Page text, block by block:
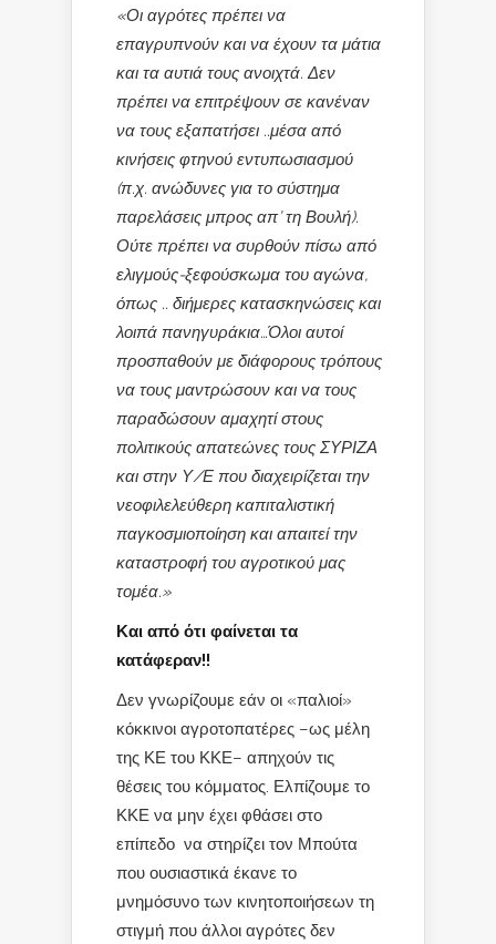
«Οι αγρότες πρέπει να
επαγρυπνούν και να έχουν τα μάτια
και τα αυτιά τους ανοιχτά. Δεν
πρέπει να επιτρέψουν σε κανέναν
να τους εξαπατήσει ..μέσα από
κινήσεις φτηνού εντυπωσιασμού
(π.χ. ανώδυνες για το σύστημα
παρελάσεις μπρος απ’ τη Βουλή).
Ούτε πρέπει να συρθούν πίσω από
ελιγμούς-ξεφούσκωμα του αγώνα,
όπως .. διήμερες κατασκηνώσεις και
λοιπά πανηγυράκια…Όλοι αυτοί
προσπαθούν με διάφορους τρόπους
να τους μαντρώσουν και να τους
παραδώσουν αμαχητί στους
πολιτικούς απατεώνες τους ΣΥΡΙΖΑ
και στην Υ/Ε που διαχειρίζεται την
νεοφιλελεύθερη καπιταλιστική
παγκοσμιοποίηση και απαιτεί την
καταστροφή του αγροτικού μας
τομέα.»
Και από ότι φαίνεται τα
κατάφεραν!!
Δεν γνωρίζουμε εάν οι «παλιοί»
κόκκινοι αγροτοπατέρες –ως μέλη
της ΚΕ του ΚΚΕ– απηχούν τις
θέσεις του κόμματος. Ελπίζουμε το
ΚΚΕ να μην έχει φθάσει στο
επίπεδο να στηρίζει τον Μπούτα
που ουσιαστικά έκανε το
μνημόσυνο των κινητοποιήσεων τη
στιγμή που άλλοι αγρότες δεν